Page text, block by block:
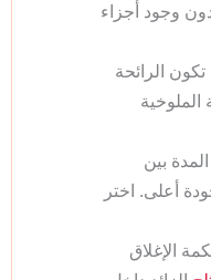
وجود أجزاء
الرائحة
بين
أعلى. اختر
الإغلاق